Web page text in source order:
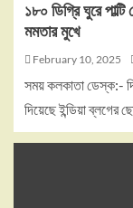
১৮০ ডিগ্রি ঘুরে
মমতার মুখে
February 10, 2025
সময় কলকাতা ডেস্ক:-
দিয়েছে ইন্ডিয়া ব্লগের